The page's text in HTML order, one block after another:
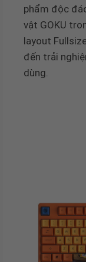
phẩm độc
vật GOKU
layout
đến trải
dùng.